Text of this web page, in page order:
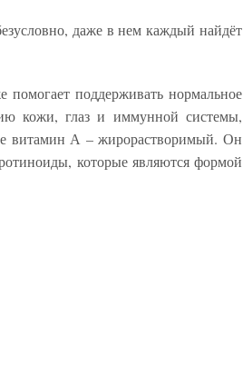
даже в нем каждый найдёт
поддерживать нормальное
кожи, глаз и иммунной системы,
витамин А – жирорастворимый. Он
которые являются формой